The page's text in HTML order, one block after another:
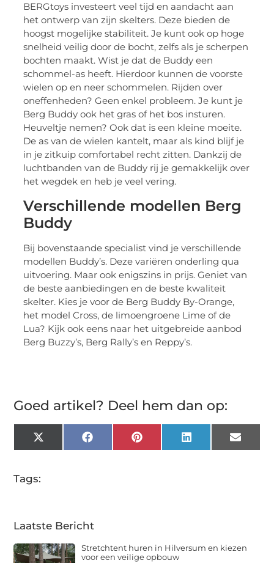
BERGtoys investeert veel tijd en aandacht aan
het ontwerp van zijn skelters. Deze bieden de
hoogst mogelijke stabiliteit. Je kunt ook op hoge
snelheid veilig door de bocht, zelfs als je scherpen
bochten maakt. Wist je dat de Buddy een
schommel-as heeft. Hierdoor kunnen de voorste
wielen op en neer schommelen. Rijden over
oneffenheden? Geen enkel probleem. Je kunt je
Berg Buddy ook het gras of het bos insturen.
Heuveltje nemen? Ook dat is een kleine moeite.
De as van de wielen kantelt, maar als kind blijf je
in je zitkuip comfortabel recht zitten. Dankzij de
luchtbanden van de Buddy rij je gemakkelijk over
het wegdek en heb je veel vering.
Verschillende modellen Berg
Buddy
Bij bovenstaande specialist vind je verschillende
modellen Buddy’s. Deze variëren onderling qua
uitvoering. Maar ook enigszins in prijs. Geniet van
de beste aanbiedingen en de beste kwaliteit
skelter. Kies je voor de Berg Buddy By-Orange,
het model Cross, de limoengroene Lime of de
Lua? Kijk ook eens naar het uitgebreide aanbod
Berg Buzzy’s, Berg Rally’s en Reppy’s.
Goed artikel? Deel hem dan op:
X
(Twitter)
FacebookPinterestLinkedInEmail
Tags:
Laatste Bericht
Stretchtent huren in Hilversum en kiezen
voor een veilige opbouw